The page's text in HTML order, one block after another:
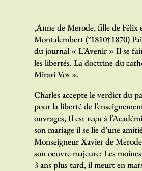
,Anne de Merode, fille de Félix
Montalembert (°1810†1870)
du journal « L’Avenir » Il se
les libertés. La doctrine du
Mirari Vos ».
Charles accepte le verdict du
pour la liberté de
ouvrages, Il est reçu à
son mariage il se lie d’une
Monseigneur Xavier de
son oeuvre majeure: Les
3 ans plus tard, il meurt en